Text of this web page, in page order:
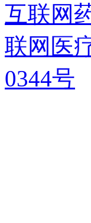
互联网
联网医
0344号